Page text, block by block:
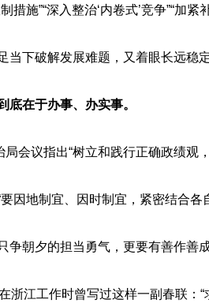
施”“深入整治‘内卷式’竞争”“加
下破解发展难题，又着眼长远稳定
在于办事、办实事。
议指出“树立和践行正确政绩观，
地制宜、因时制宜，紧密结合各
朝夕的担当勇气，更要有善作善成
江工作时曾写过这样一副春联：“